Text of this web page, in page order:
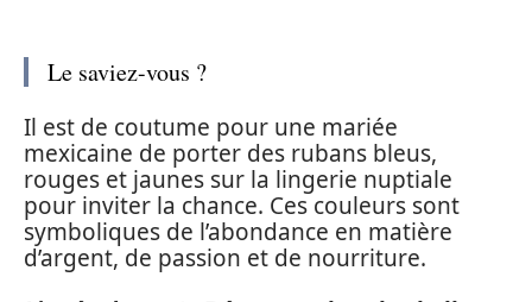
Le saviez-vous ?
Il est de coutume pour une mariée
mexicaine de porter des rubans bleus,
rouges et jaunes sur la lingerie nuptiale
pour inviter la chance. Ces couleurs sont
symboliques de l’abondance en matière
d’argent, de passion et de nourriture.